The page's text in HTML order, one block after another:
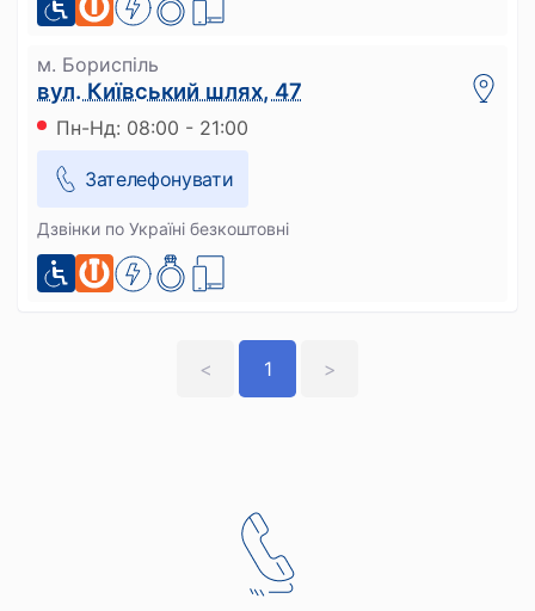
м. Бориспіль
вул. Київський шлях, 47
Пн-Нд: 08:00 - 21:00
Зателефонувати
Дзвінки по Україні безкоштовні
< 1 >